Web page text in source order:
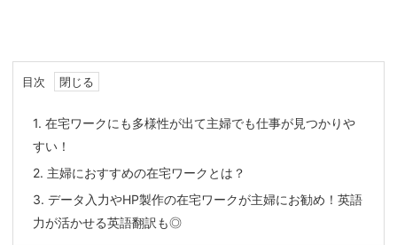
目次
1. 在宅ワークにも多様性が出て主婦でも仕事が見つかりや
すい！
2. 主婦におすすめの在宅ワークとは？
3. データ入力やHP製作の在宅ワークが主婦にお勧め！英語
力が活かせる英語翻訳も◎